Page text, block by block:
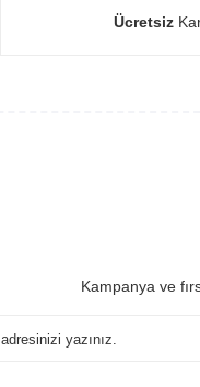
Ücretsiz
Kampanya ve